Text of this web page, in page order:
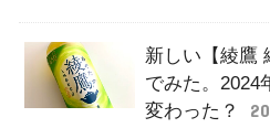
新しい【綾鷹
でみた。2024
変わった？